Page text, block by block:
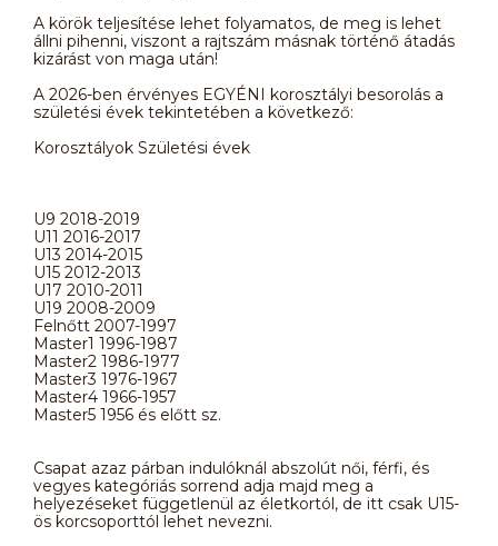
A körök teljesítése lehet folyamatos, de meg is lehet
állni pihenni, viszont a rajtszám másnak történő átadás
kizárást von maga után!
A 2026-ben érvényes EGYÉNI korosztályi besorolás a
születési évek tekintetében a következő:
Korosztályok Születési évek
U9 2018-2019
U11 2016-2017
U13 2014-2015
U15 2012-2013
U17 2010-2011
U19 2008-2009
Felnőtt 2007-1997
Master1 1996-1987
Master2 1986-1977
Master3 1976-1967
Master4 1966-1957
Master5 1956 és előtt sz.
Csapat azaz párban indulóknál abszolút női, férfi, és
vegyes kategóriás sorrend adja majd meg a
helyezéseket függetlenül az életkortól, de itt csak U15-
ös korcsoporttól lehet nevezni.